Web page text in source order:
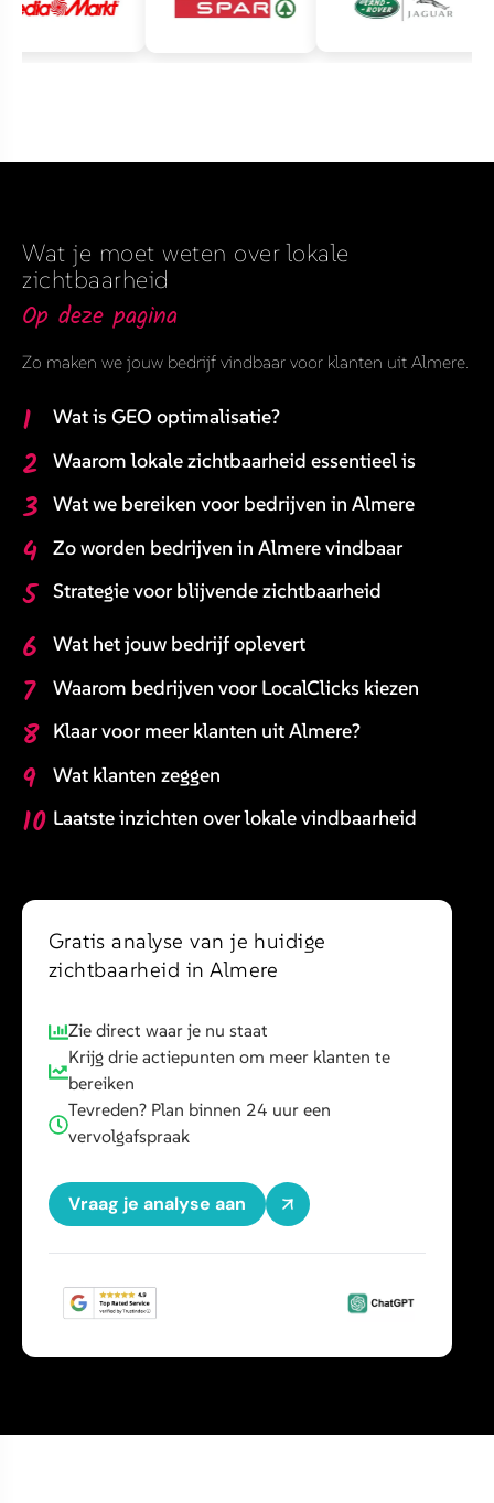
Wat je moet weten over lokale
zichtbaarheid
Op deze pagina
Zo maken we jouw bedrijf vindbaar voor klanten uit Almere.
1 Wat is GEO optimalisatie?
2 Waarom lokale zichtbaarheid essentieel is
3 Wat we bereiken voor bedrijven in Almere
4 Zo worden bedrijven in Almere vindbaar
5 Strategie voor blijvende zichtbaarheid
6 Wat het jouw bedrijf oplevert
7 Waarom bedrijven voor LocalClicks kiezen
8 Klaar voor meer klanten uit Almere?
9 Wat klanten zeggen
10 Laatste inzichten over lokale vindbaarheid
Gratis analyse van je huidige
zichtbaarheid in Almere
Zie direct waar je nu staat
Krijg drie actiepunten om meer klanten te
bereiken
Tevreden? Plan binnen 24 uur een
vervolgafspraak
Vraag je analyse aan